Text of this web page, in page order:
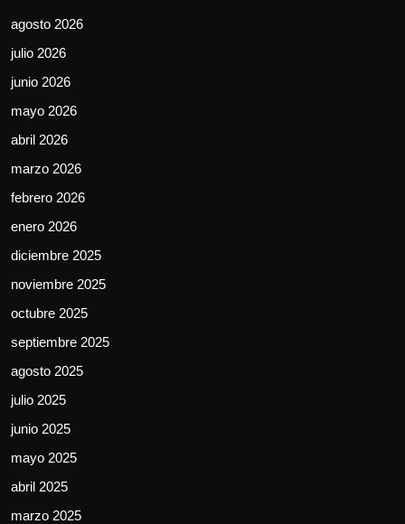
agosto 2026
julio 2026
junio 2026
mayo 2026
abril 2026
marzo 2026
febrero 2026
enero 2026
diciembre 2025
noviembre 2025
octubre 2025
septiembre 2025
agosto 2025
julio 2025
junio 2025
mayo 2025
abril 2025
marzo 2025